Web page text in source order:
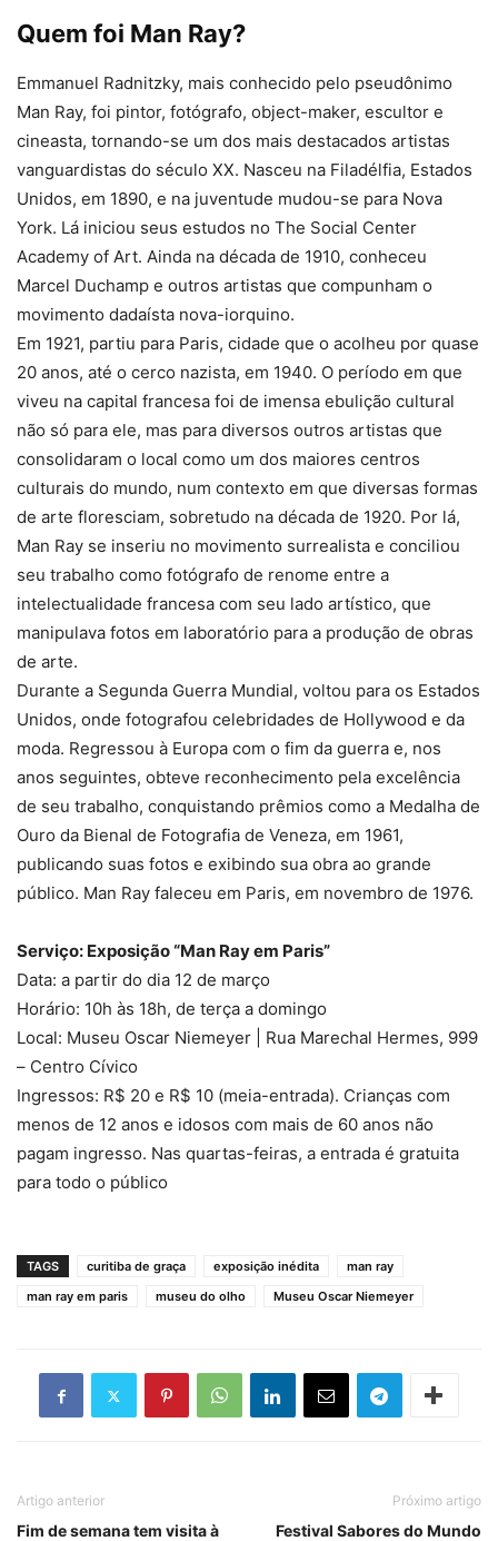
Quem foi Man Ray?
Emmanuel Radnitzky, mais conhecido pelo pseudônimo
Man Ray, foi pintor, fotógrafo, object-maker, escultor e
cineasta, tornando-se um dos mais destacados artistas
vanguardistas do século XX. Nasceu na Filadélfia, Estados
Unidos, em 1890, e na juventude mudou-se para Nova
York. Lá iniciou seus estudos no The Social Center
Academy of Art. Ainda na década de 1910, conheceu
Marcel Duchamp e outros artistas que compunham o
movimento dadaísta nova-iorquino.
Em 1921, partiu para Paris, cidade que o acolheu por quase
20 anos, até o cerco nazista, em 1940. O período em que
viveu na capital francesa foi de imensa ebulição cultural
não só para ele, mas para diversos outros artistas que
consolidaram o local como um dos maiores centros
culturais do mundo, num contexto em que diversas formas
de arte floresciam, sobretudo na década de 1920. Por lá,
Man Ray se inseriu no movimento surrealista e conciliou
seu trabalho como fotógrafo de renome entre a
intelectualidade francesa com seu lado artístico, que
manipulava fotos em laboratório para a produção de obras
de arte.
Durante a Segunda Guerra Mundial, voltou para os Estados
Unidos, onde fotografou celebridades de Hollywood e da
moda. Regressou à Europa com o fim da guerra e, nos
anos seguintes, obteve reconhecimento pela excelência
de seu trabalho, conquistando prêmios como a Medalha de
Ouro da Bienal de Fotografia de Veneza, em 1961,
publicando suas fotos e exibindo sua obra ao grande
público. Man Ray faleceu em Paris, em novembro de 1976.
Serviço: Exposição “Man Ray em Paris”
Data: a partir do dia 12 de março
Horário: 10h às 18h, de terça a domingo
Local: Museu Oscar Niemeyer | Rua Marechal Hermes, 999
– Centro Cívico
Ingressos: R$ 20 e R$ 10 (meia-entrada). Crianças com
menos de 12 anos e idosos com mais de 60 anos não
pagam ingresso. Nas quartas-feiras, a entrada é gratuita
para todo o público
TAGS curitiba de graça exposição inédita
man ray
man ray em paris
museu do olho Museu Oscar Niemeyer
Artigo anterior
Fim de semana tem visita à
Próximo artigo
Festival Sabores do Mundo